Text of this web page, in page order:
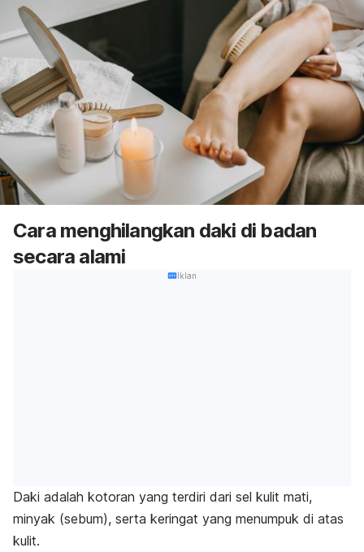
Cara menghilangkan daki di badan
secara alami
Iklan
Daki adalah kotoran yang terdiri dari sel kulit mati,
minyak (sebum), serta keringat yang menumpuk di atas
kulit.